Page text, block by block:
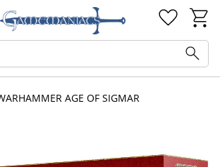
AGE OF SIGMAR